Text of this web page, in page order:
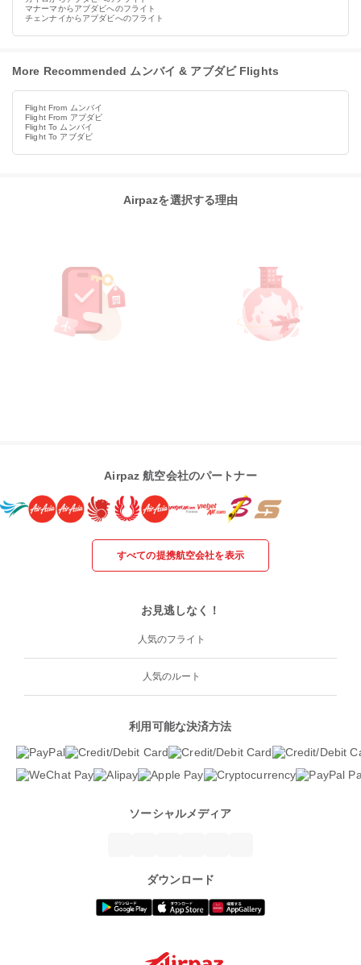
マナーマからアブダビへのフライト
チェンナイからアブダビへのフライト
More Recommended ムンバイ & アブダビ Flights
Flight From ムンバイ
Flight From アブダビ
Flight To ムンバイ
Flight To アブダビ
Airpazを選択する理由
Airpaz 航空会社のパートナー
すべての提携航空会社を表示
お見逃しなく！
人気のフライト
人気のルート
利用可能な決済方法
ソーシャルメディア
ダウンロード